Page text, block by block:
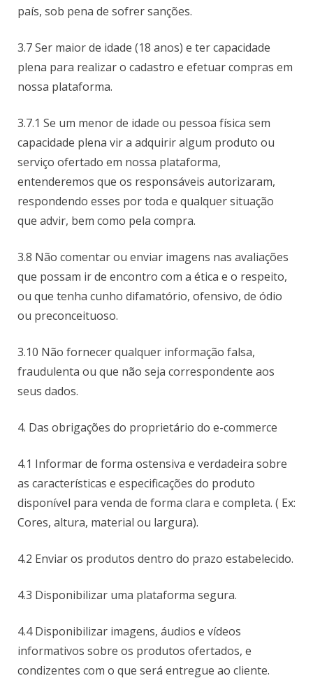
país, sob pena de sofrer sanções.
3.7 Ser maior de idade (18 anos) e ter capacidade
plena para realizar o cadastro e efetuar compras em
nossa plataforma.
3.7.1 Se um menor de idade ou pessoa física sem
capacidade plena vir a adquirir algum produto ou
serviço ofertado em nossa plataforma,
entenderemos que os responsáveis autorizaram,
respondendo esses por toda e qualquer situação
que advir, bem como pela compra.
3.8 Não comentar ou enviar imagens nas avaliações
que possam ir de encontro com a ética e o respeito,
ou que tenha cunho difamatório, ofensivo, de ódio
ou preconceituoso.
3.10 Não fornecer qualquer informação falsa,
fraudulenta ou que não seja correspondente aos
seus dados.
4. Das obrigações do proprietário do e-commerce
4.1 Informar de forma ostensiva e verdadeira sobre
as características e especificações do produto
disponível para venda de forma clara e completa. ( Ex:
Cores, altura, material ou largura).
4.2 Enviar os produtos dentro do prazo estabelecido.
4.3 Disponibilizar uma plataforma segura.
4.4 Disponibilizar imagens, áudios e vídeos
informativos sobre os produtos ofertados, e
condizentes com o que será entregue ao cliente.